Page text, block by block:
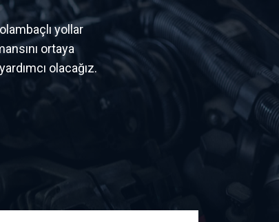
yollar
ortaya
olacağız.